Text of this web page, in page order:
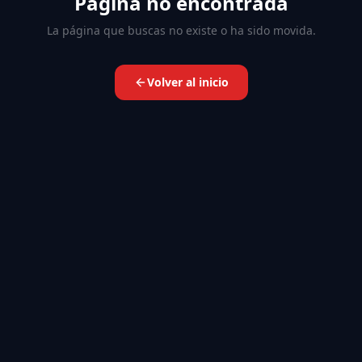
La página que buscas no existe o ha sido movida.
Volver al inicio